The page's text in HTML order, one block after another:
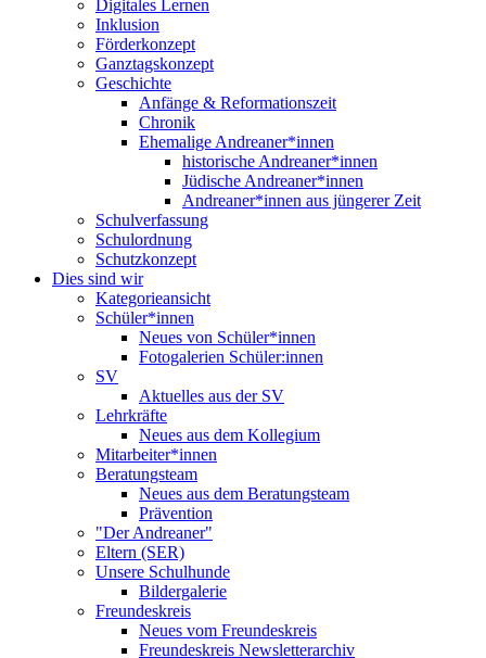
Digitales Lernen
Inklusion
Förderkonzept
Ganztagskonzept
Geschichte
Anfänge & Reformationszeit
Chronik
Ehemalige Andreaner*innen
historische Andreaner*innen
Jüdische Andreaner*innen
Andreaner*innen aus jüngerer Zeit
Schulverfassung
Schulordnung
Schutzkonzept
Dies sind wir
Kategorieansicht
Schüler*innen
Neues von Schüler*innen
Fotogalerien Schüler:innen
SV
Aktuelles aus der SV
Lehrkräfte
Neues aus dem Kollegium
Mitarbeiter*innen
Beratungsteam
Neues aus dem Beratungsteam
Prävention
"Der Andreaner"
Eltern (SER)
Unsere Schulhunde
Bildergalerie
Freundeskreis
Neues vom Freundeskreis
Freundeskreis Newsletterarchiv